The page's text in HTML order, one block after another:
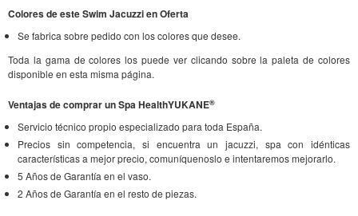
Colores de este Swim Jacuzzi en Oferta
Se fabrica sobre pedido con los colores que desee.
Toda la gama de colores los puede ver clicando sobre la paleta de colores
disponible en esta misma página.
Ventajas de comprar un Spa HealthYUKANE®
Servicio técnico propio especializado para toda España.
Precios sin competencia, si encuentra un jacuzzi, spa con idénticas
características a mejor precio, comuníquenoslo e intentaremos mejorarlo.
5 Años de Garantía en el vaso.
2 Años de Garantía en el resto de piezas.